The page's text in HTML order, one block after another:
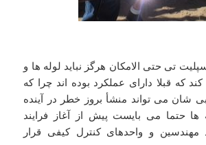
تی حتی الامکان هرگز نباید لوله ها و
کند که قبلا دارای عملکرد بوده اند چرا که
شان می تواند منشأ بروز خطر در آینده
ها حتما می بایست پیش از آغاز فرایند
مهندسین و واحدهای کنترل کیفی قرار